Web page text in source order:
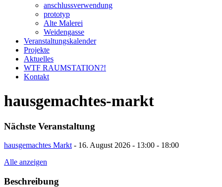
anschlussverwendung
prototyp
Alte Malerei
Weidengasse
Veranstaltungskalender
Projekte
Aktuelles
WTF RAUMSTATION?!
Kontakt
hausgemachtes-markt
Nächste Veranstaltung
hausgemachtes Markt - 16. August 2026 - 13:00 - 18:00
Alle anzeigen
Beschreibung